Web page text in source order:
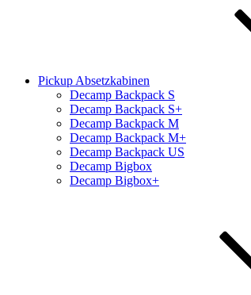
Pickup Absetzkabinen
Decamp Backpack S
Decamp Backpack S+
Decamp Backpack M
Decamp Backpack M+
Decamp Backpack US
Decamp Bigbox
Decamp Bigbox+